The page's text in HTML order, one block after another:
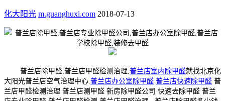
化大阳光 m.guanghuxi.com 2018-07-13
普兰店除甲醛,普兰店甲醛检测治理, 普兰店室内除甲醛就找北京化
大阳光普兰店空气治理中心. 普兰店办公室除甲醛 普兰店快速除甲醛 普
兰店甲醛检测治理 普兰店测甲醛 新房除甲醛公司 快速去除甲醛 普兰